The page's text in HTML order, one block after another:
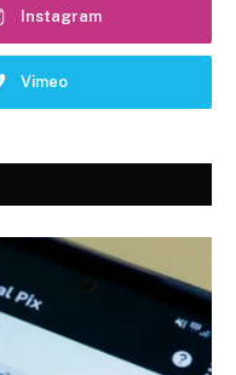
Instagram
Vimeo